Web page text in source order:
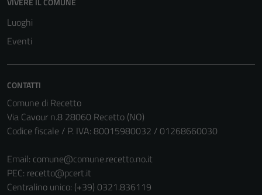
Luoghi
Eventi
CONTATTI
Comune di Recetto
Via Cavour n.8 28060 Recetto (NO)
Codice fiscale / P. IVA: 80015980032 / 01268660030
Email: comune@comune.recetto.no.it
PEC: recetto@pcert.it
Centralino unico: (+39) 0321.836119